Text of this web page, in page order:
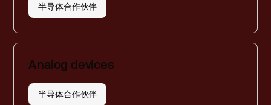
半导体合作伙伴
Analog devices
半导体合作伙伴